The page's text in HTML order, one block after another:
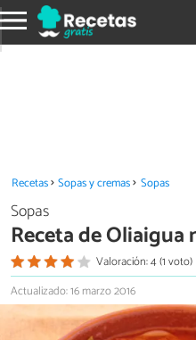
Recetas Sopas y cremas Sopas
Sopas
Receta de
Valoración: 4 (1 voto)
Actualizado: 16 marzo 2016